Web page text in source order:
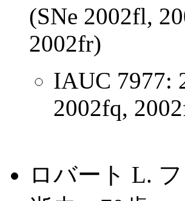
(SNe 2002fl,
2002fr)
IAUC 7977:
2002fq,
ロバート L.